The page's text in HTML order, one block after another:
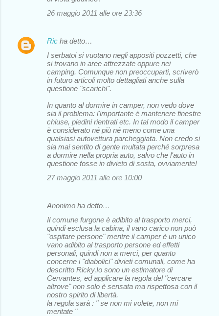
26 maggio 2011 alle ore 23:36
Ric ha detto…
I serbatoi si vuotano negli appositi pozzetti, che
si trovano in aree attrezzate oppure nei
camping. Comunque non preoccuparti, scriverò
in futuro articoli molto dettagliati anche sulla
questione "scarichi".
In quanto al dormire in camper, non vedo dove
sia il problema: l'importante è mantenere finestre
chiuse, piedini rientrati etc. In tal modo il camper
è considerato né più né meno come una
qualsiasi autovettura parcheggiata. Non credo si
sia mai sentito di gente multata perché sorpresa
a dormire nella propria auto, salvo che l'auto in
questione fosse in divieto di sosta, ovviamente!
27 maggio 2011 alle ore 10:00
Anonimo ha detto…
Il comune furgone è adibito al trasporto merci,
quindi esclusa la cabina, il vano carico non può
"ospitare persone" mentre il camper è un unico
vano adibito al trasporto persone ed effetti
personali, quindi non a merci, per quanto
concerne i "diabolici" divieti comunali, come ha
descritto Ricky,Io sono un estimatore di
Cervantes, ed applicare la regola del "cercare
altrove" non solo è sensata ma rispettosa con il
nostro spirito di libertà.
la regola sarà : " se non mi volete, non mi
meritate "